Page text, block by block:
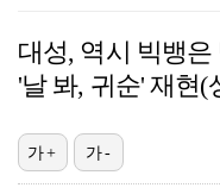
대성, 역시 빅뱅
'날 봐, 귀순' 재현
가+ 가-